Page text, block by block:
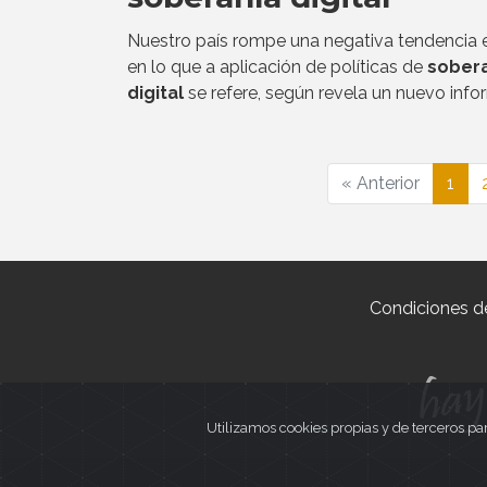
Nuestro país rompe una negativa tendencia
en lo que a aplicación de políticas de
digital se refere, según revela un nuevo
« Anterior 1
Condiciones
Utilizamos cookies propias y de terceros